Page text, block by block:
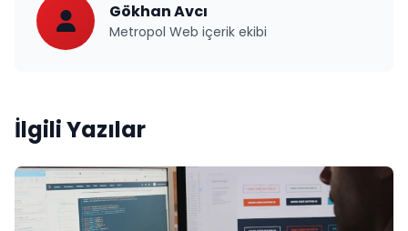
Gökhan Avcı
Metropol Web içerik ekibi
İlgili Yazılar